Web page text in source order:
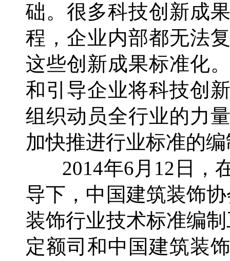
础。很多科技创新成
程，企业内部都无法
这些创新成果标准化
和引导企业将科技创
组织动员全行业的力
加快推进行业标准的
2014年6月12日，
导下，中国建筑装饰
装饰行业技术标准编
定额司和中国建筑装